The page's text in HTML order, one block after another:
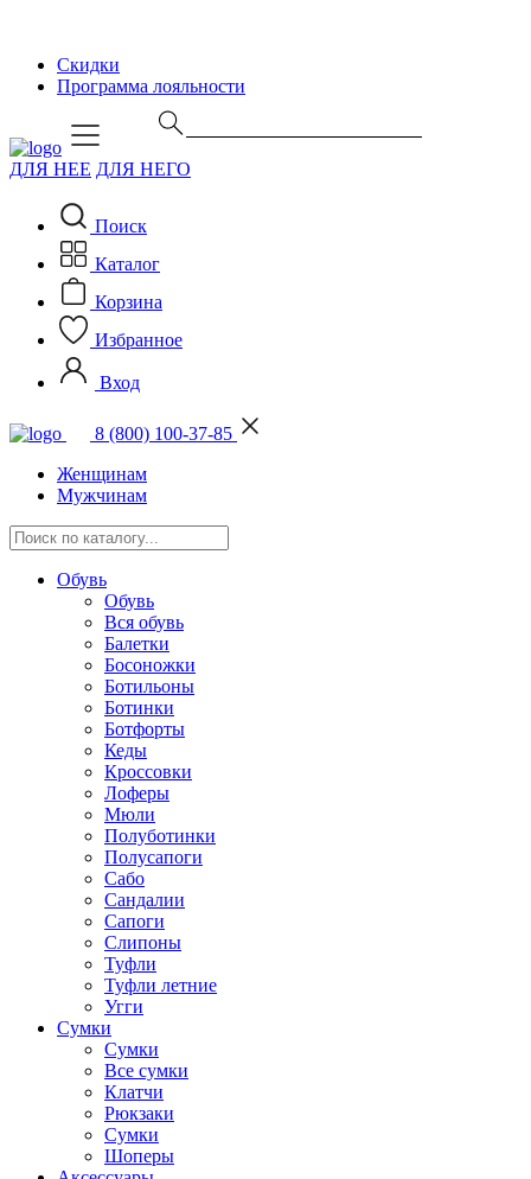
Скидки
Программа лояльности
ДЛЯ НЕЕ ДЛЯ НЕГО
Поиск
Каталог
Корзина
Избранное
Вход
8 (800) 100-37-85
Женщинам
Мужчинам
Обувь
Обувь
Вся обувь
Балетки
Босоножки
Ботильоны
Ботинки
Ботфорты
Кеды
Кроссовки
Лоферы
Мюли
Полуботинки
Полусапоги
Сабо
Сандалии
Сапоги
Слипоны
Туфли
Туфли летние
Угги
Сумки
Сумки
Все сумки
Клатчи
Рюкзаки
Сумки
Шоперы